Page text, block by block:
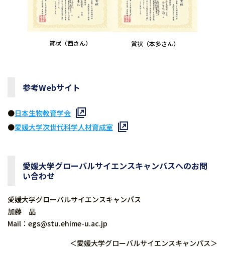
賞状（西さん） 賞状（本多さん）
参考Webサイト
●日本生物教育学会
●愛媛大学次世代科学人材育成室
愛媛大学グローバルサイエンスキャンパスへのお問
い合わせ
愛媛大学グローバルサイエンスキャンパス
加藤 晶
Mail：egs@stu.ehime-u.ac.jp
＜愛媛大学グローバルサイエンスキャンパス＞